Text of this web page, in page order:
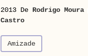
2013 De Rodrigo Moura
Castro
Amizade